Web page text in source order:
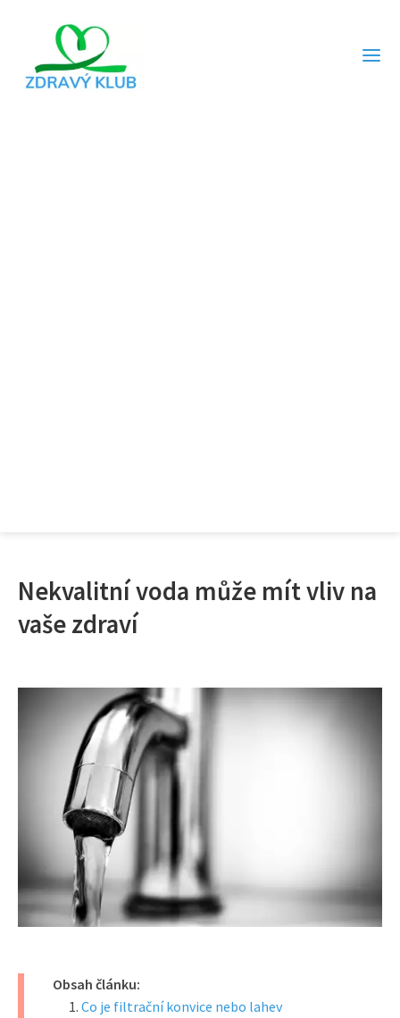
Nekvalitní voda může mít vliv na
vaše zdraví
Obsah článku:
Co je filtrační konvice nebo lahev